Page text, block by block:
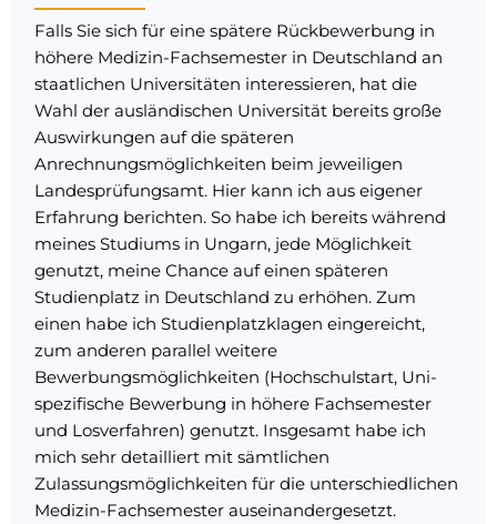
Falls Sie sich für eine spätere Rückbewerbung in
höhere Medizin-Fachsemester in Deutschland an
staatlichen Universitäten interessieren, hat die
Wahl der ausländischen Universität bereits große
Auswirkungen auf die späteren
Anrechnungsmöglichkeiten beim jeweiligen
Landesprüfungsamt. Hier kann ich aus eigener
Erfahrung berichten. So habe ich bereits während
meines Studiums in Ungarn, jede Möglichkeit
genutzt, meine Chance auf einen späteren
Studienplatz in Deutschland zu erhöhen. Zum
einen habe ich Studienplatzklagen eingereicht,
zum anderen parallel weitere
Bewerbungsmöglichkeiten (Hochschulstart, Uni-
spezifische Bewerbung in höhere Fachsemester
und Losverfahren) genutzt. Insgesamt habe ich
mich sehr detailliert mit sämtlichen
Zulassungsmöglichkeiten für die unterschiedlichen
Medizin-Fachsemester auseinandergesetzt.